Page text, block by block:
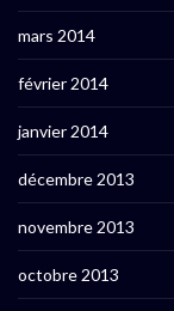
mars 2014
février 2014
janvier 2014
décembre 2013
novembre 2013
octobre 2013